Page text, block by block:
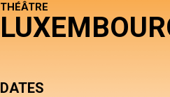
THÉÂTRE
DATES